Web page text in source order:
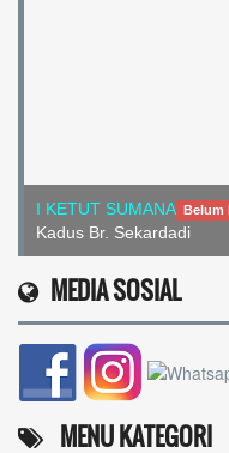
I KETUT SUMANA Belum
Kadus Br. Sekardadi
MEDIA SOSIAL
MENU KATEGORI